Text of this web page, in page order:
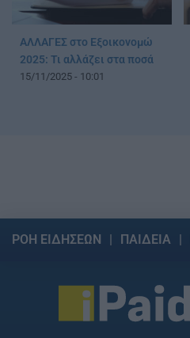
ΑΛΛΑΓΕΣ στο Εξοικονομώ
2025: Τι αλλάζει στα ποσά
15/11/2025 - 10:01
ΡΟΗ ΕΙΔΗΣΕΩΝ ΠΑΙΔΕΙΑ